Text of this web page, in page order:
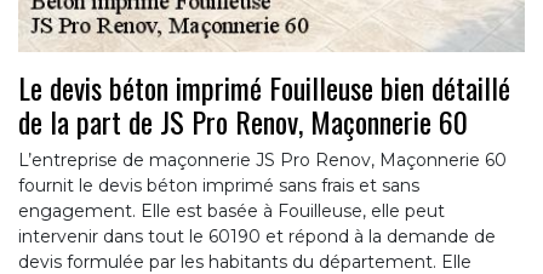
Le devis béton imprimé Fouilleuse bien détaillé
de la part de JS Pro Renov, Maçonnerie 60
L’entreprise de maçonnerie JS Pro Renov, Maçonnerie 60
fournit le devis béton imprimé sans frais et sans
engagement. Elle est basée à Fouilleuse, elle peut
intervenir dans tout le 60190 et répond à la demande de
devis formulée par les habitants du département. Elle